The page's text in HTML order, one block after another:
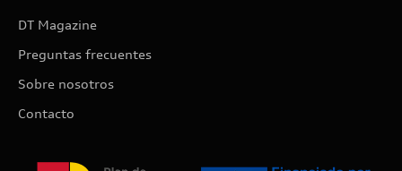
DT Magazine
Preguntas frecuentes
Sobre nosotros
Contacto